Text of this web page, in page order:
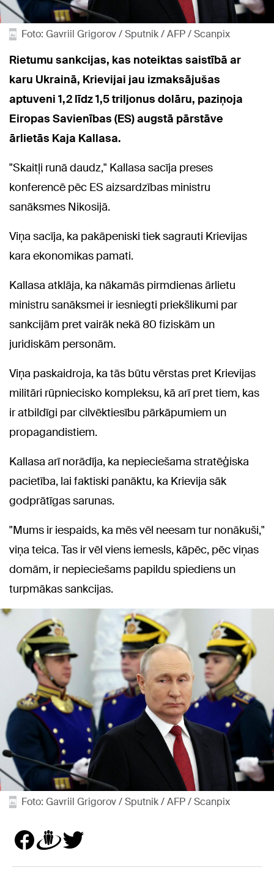
Foto: Gavriil Grigorov / Sputnik / AFP / Scanpix
Rietumu sankcijas, kas noteiktas saistībā ar
karu Ukrainā, Krievijai jau izmaksājušas
aptuveni 1,2 līdz 1,5 triljonus dolāru, paziņoja
Eiropas Savienības (ES) augstā pārstāve
ārlietās Kaja Kallasa.
"Skaitļi runā daudz," Kallasa sacīja preses
konferencē pēc ES aizsardzības ministru
sanāksmes Nikosijā.
Viņa sacīja, ka pakāpeniski tiek sagrauti Krievijas
kara ekonomikas pamati.
Kallasa atklāja, ka nākamās pirmdienas ārlietu
ministru sanāksmei ir iesniegti priekšlikumi par
sankcijām pret vairāk nekā 80 fiziskām un
juridiskām personām.
Viņa paskaidroja, ka tās būtu vērstas pret Krievijas
militāri rūpniecisko kompleksu, kā arī pret tiem, kas
ir atbildīgi par cilvēktiesību pārkāpumiem un
propagandistiem.
Kallasa arī norādīja, ka nepieciešama stratēģiska
pacietība, lai faktiski panāktu, ka Krievija sāk
godprātīgas sarunas.
"Mums ir iespaids, ka mēs vēl neesam tur nonākuši,"
viņa teica. Tas ir vēl viens iemesls, kāpēc, pēc viņas
domām, ir nepieciešams papildu spiediens un
turpmākas sankcijas.
Foto: Gavriil Grigorov / Sputnik / AFP / Scanpix